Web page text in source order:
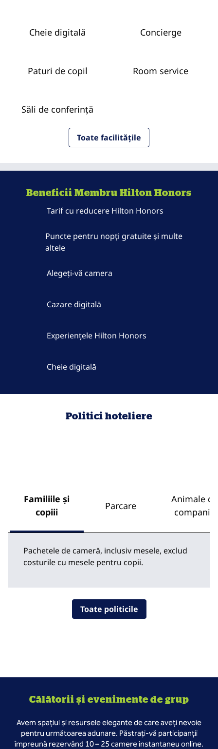
Cheie digitală Concierge
Paturi de copil Room service
Săli de conferință
Toate facilitățile
Beneficii Membru Hilton Honors
Tarif cu reducere Hilton Honors
Puncte pentru nopți gratuite și multe
altele
Alegeți-vă camera
Cazare digitală
Experiențele Hilton Honors
Cheie digitală
Politici hoteliere
Familiile și
copiii
Parcare
Animale de
companie
Pachetele de cameră, inclusiv mesele, exclud
costurile cu mesele pentru copii.
Toate politicile
Călătorii și evenimente de grup
Avem spațiul și resursele elegante de care aveți nevoie
pentru următoarea adunare. Păstrați-vă participanții
împreună rezervând 10 – 25 camere instantaneu online.